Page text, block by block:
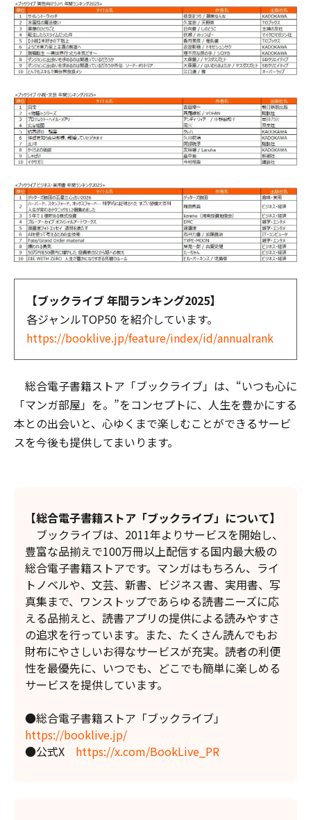
【ブックライブ 年間ランキング2025】
各ジャンルTOP50 を紹介しています。
https://booklive.jp/feature/index/id/annualrank
総合電子書籍ストア「ブックライブ」は、“いつも心に
「マンガ部屋」を。”をコンセプトに、人生を豊かにする
本との出会いと、心ゆくまで楽しむことができるサービ
スを今後も提供してまいります。
【総合電子書籍ストア「ブックライブ」について】
ブックライブは、2011年よりサービスを開始し、
豊富な品揃えで100万冊以上配信する国内最大級の
総合電子書籍ストアです。マンガはもちろん、ライ
トノベルや、文芸、新書、ビジネス書、実用書、写
真集まで、ワンストップであらゆる読書ニーズに応
える品揃えと、読書アプリの提供による読みやすさ
の追求を行っています。また、たくさん読んでもお
財布にやさしいお得なサービスが充実。読者の利便
性を最優先に、いつでも、どこでも簡単に楽しめる
サービスを提供しています。
●総合電子書籍ストア「ブックライブ」
https://booklive.jp/
●公式X https://x.com/BookLive_PR